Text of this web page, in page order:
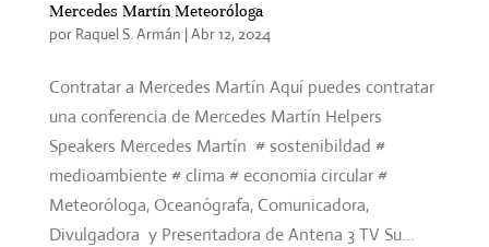
Mercedes Martín Meteoróloga
por Raquel S. Armán |Abr 12, 2024
Contratar a Mercedes Martín Aquí puedes contratar
una conferencia de Mercedes Martín Helpers
Speakers Mercedes Martín # sostenibildad #
medioambiente # clima # economia circular #
Meteoróloga, Oceanógrafa, Comunicadora,
Divulgadora y Presentadora de Antena 3 TV Su...